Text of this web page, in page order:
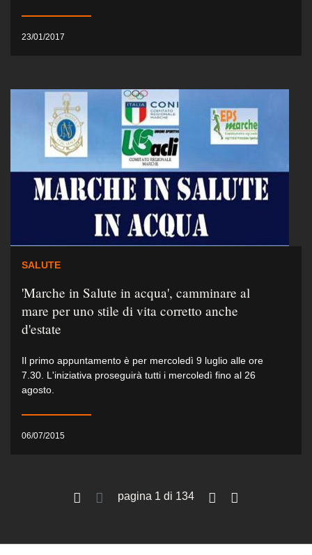
23/01/2017
SALUTE
'Marche in Salute in acqua', camminare al
mare per uno stile di vita corretto anche
d'estate
Il primo appuntamento è per mercoledì 9 luglio alle ore
7.30. L'iniziativa proseguirà tutti i mercoledì fino al 26
agosto.
06/07/2015
pagina 1 di 134